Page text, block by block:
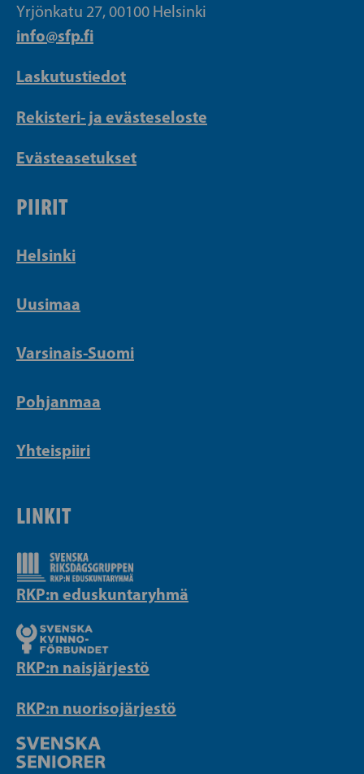
Yrjönkatu 27, 00100 Helsinki
info@sfp.fi
Laskutustiedot
Rekisteri- ja evästeseloste
Evästeasetukset
PIIRIT
Helsinki
Uusimaa
Varsinais-Suomi
Pohjanmaa
Yhteispiiri
LINKIT
RKP:n eduskuntaryhmä
RKP:n naisjärjestö
RKP:n nuorisojärjestö